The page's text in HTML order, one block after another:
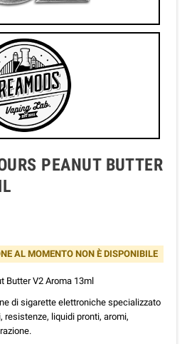
PEANUT BUTTER
AL MOMENTO NON È DISPONIBILE
Butter V2 Aroma 13ml
di sigarette elettroniche specializzato
resistenze, liquidi pronti, aromi,